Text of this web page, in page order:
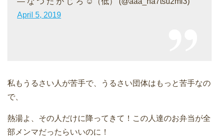
April 5, 2019
私もうるさい人が苦手で、うるさい団体はもっと苦手なの
で、
熱湯よ、その人だけに降ってきて！この人達のお弁当が全
部メンマだったらいいのに！